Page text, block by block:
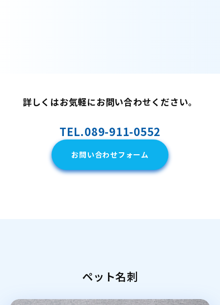
詳しくはお気軽にお問い合わせください。
TEL.089-911-0552
お問い合わせフォーム
ペット名刺